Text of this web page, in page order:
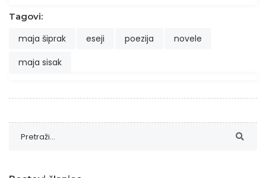
Tagovi:
maja šiprak eseji poezija
novele
maja sisak